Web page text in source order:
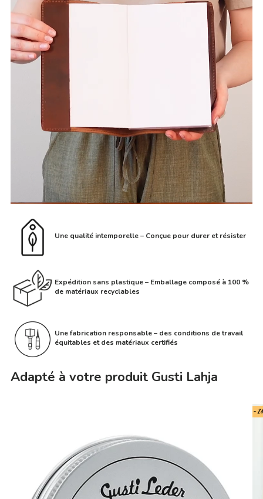
Une qualité intemporelle – Conçue pour durer et résister
Expédition sans plastique – Emballage composé à 100 %
de matériaux recyclables
Une fabrication responsable – des conditions de travail
équitables et des matériaux certifiés
Adapté à votre produit Gusti Lahja
-